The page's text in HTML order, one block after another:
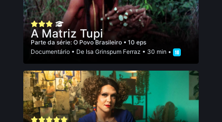
A Matriz Tupi
Parte da série: O Povo Brasileiro • 10 eps
Documentário • De Isa Grinspum Ferraz • 30 min •